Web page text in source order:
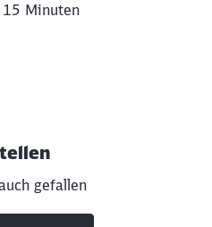
Minuten
gefallen